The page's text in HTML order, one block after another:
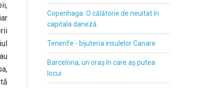
Copenhaga: O călătorie de neuitat în
capitala daneză
Tenerife - bijuteria insulelor Canare
Barcelona, un oraș în care aș putea
locui